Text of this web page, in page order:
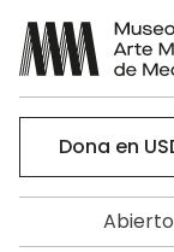
Dona en
Abierto